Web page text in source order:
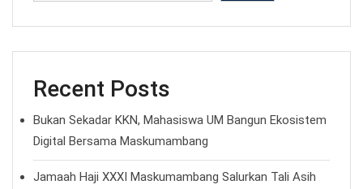
Recent Posts
Bukan Sekadar KKN, Mahasiswa UM Bangun Ekosistem
Digital Bersama Maskumambang
Jamaah Haji XXXI Maskumambang Salurkan Tali Asih